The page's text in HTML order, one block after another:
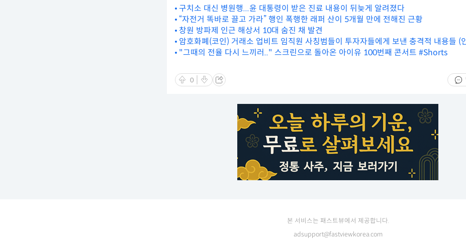
구치소 대신 병원행...윤 대통령이 받은 진료 내용이 뒤늦게 알려졌다
“자전거 똑바로 끌고 가라” 행인 폭행한 래퍼 산이 5개월 만에 전해진 근황
창원 방파제 인근 해상서 10대 숨진 채 발견
암호화폐(코인) 거래소 업비트 임직원 사칭범들이 투자자들에게 보낸 충격적 내용들 (
"그때의 전율 다시 느끼러.." 스크린으로 돌아온 아이유 100번째 콘서트 #Shorts
0
본 서비스는 패스트뷰에서 제공합니다.
adsupport@fastviewkorea.com